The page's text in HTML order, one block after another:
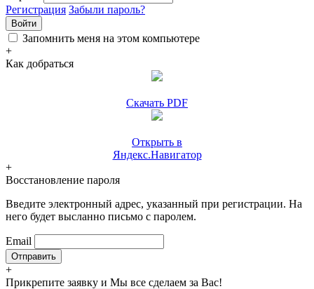
Регистрация Забыли пароль?
Войти
Запомнить меня на этом компьютере
+
Как добраться
Скачать PDF
Открыть в
Яндекс.Навигатор
+
Восстановление пароля
Введите электронный адрес, указанный при регистрации. На
него будет высланно письмо с паролем.
Email
+
Прикрепите заявку и Мы все сделаем за Вас!